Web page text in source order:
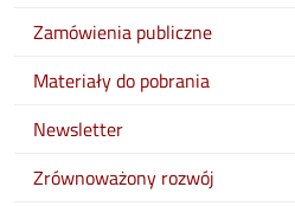
Zamówienia publiczne
Materiały do pobrania
Newsletter
Zrównoważony rozwój